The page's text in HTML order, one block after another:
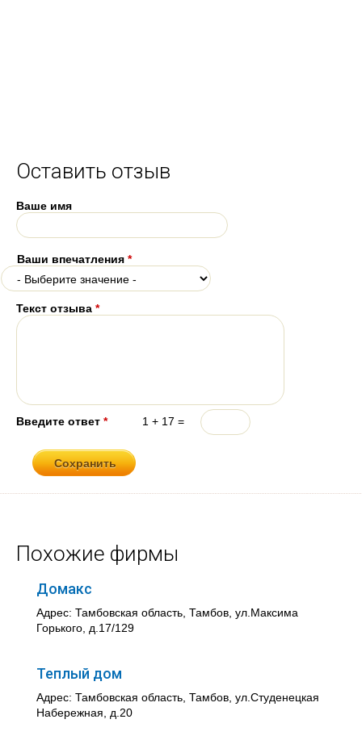
Оставить отзыв
Ваше имя
Ваши впечатления *
Текст отзыва *
Введите ответ * 1 + 17 =
Похожие фирмы
Домакс
Адрес: Тамбовская область, Тамбов, ул.Максима
Горького, д.17/129
Теплый дом
Адрес: Тамбовская область, Тамбов, ул.Студенецкая
Набережная, д.20